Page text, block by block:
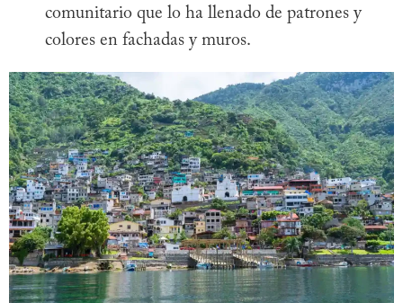
comunitario que lo ha llenado de patrones y
colores en fachadas y muros.